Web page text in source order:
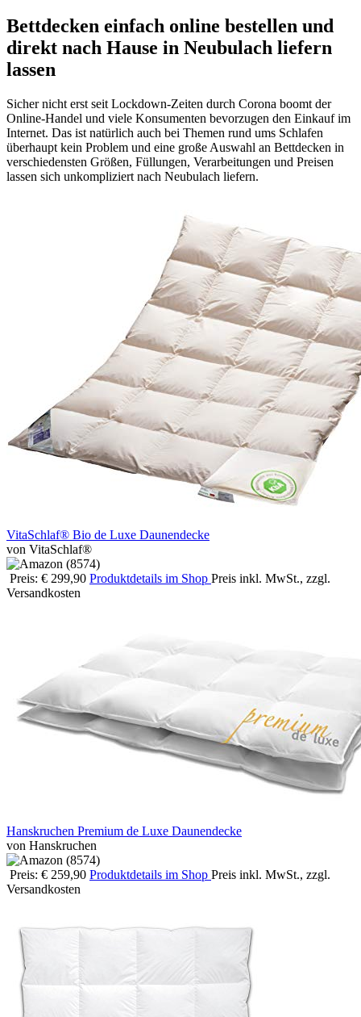
Bettdecken einfach online bestellen und
direkt nach Hause in Neubulach liefern
lassen
Sicher nicht erst seit Lockdown-Zeiten durch Corona boomt der
Online-Handel und viele Konsumenten bevorzugen den Einkauf im
Internet. Das ist natürlich auch bei Themen rund ums Schlafen
überhaupt kein Problem und eine große Auswahl an Bettdecken in
verschiedensten Größen, Füllungen, Verarbeitungen und Preisen
lassen sich unkompliziert nach Neubulach liefern.
VitaSchlaf® Bio de Luxe Daunendecke
von VitaSchlaf®
Preis: € 299,90 Produktdetails im Shop Preis inkl. MwSt., zzgl.
Versandkosten
Hanskruchen Premium de Luxe Daunendecke
von Hanskruchen
Preis: € 259,90 Produktdetails im Shop Preis inkl. MwSt., zzgl.
Versandkosten